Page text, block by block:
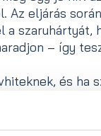
Az eljárás
a szaruhártyát,
– így
és ha
ne